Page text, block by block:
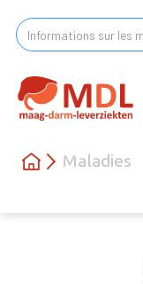
Maladies